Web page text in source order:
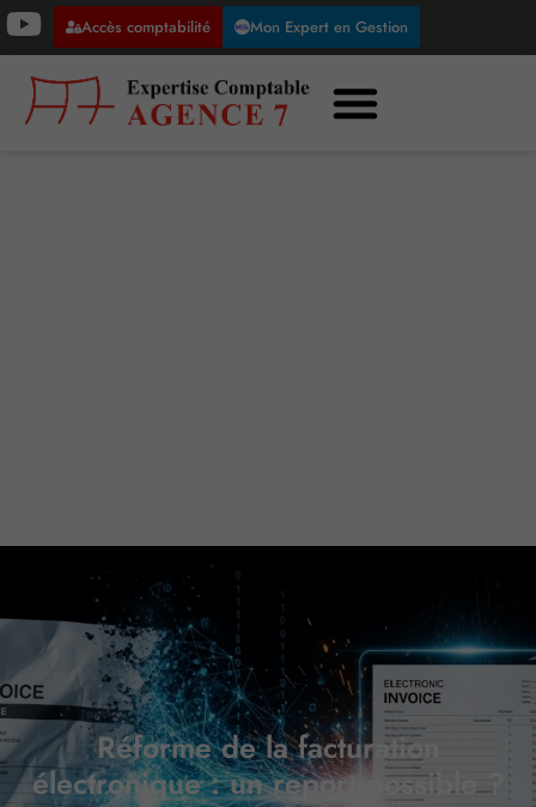
Accès comptabilité Mon Expert en Gestion
Réforme de la facturation
électronique : un report possible ?